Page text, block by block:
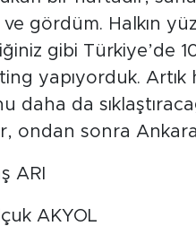
gördüm. Halkın
gibi Türkiye’de
yapıyorduk.
daha da
ondan sonra
ARI
AKYOL